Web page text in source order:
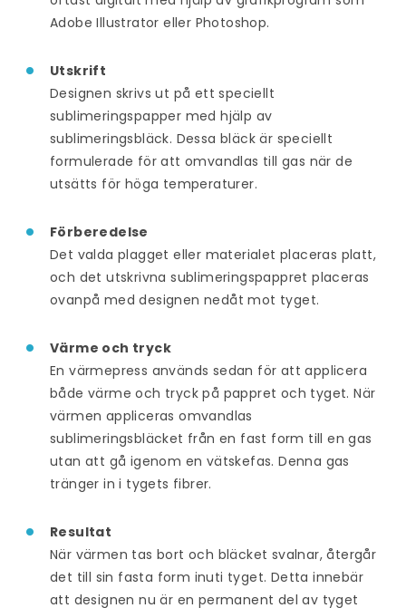
Adobe Illustrator eller Photoshop.
Utskrift
Designen skrivs ut på ett speciellt
sublimeringspapper med hjälp av
sublimeringsbläck. Dessa bläck är speciellt
formulerade för att omvandlas till gas när de
utsätts för höga temperaturer.
Förberedelse
Det valda plagget eller materialet placeras platt,
och det utskrivna sublimeringspappret placeras
ovanpå med designen nedåt mot tyget.
Värme och tryck
En värmepress används sedan för att applicera
både värme och tryck på pappret och tyget. När
värmen appliceras omvandlas
sublimeringsbläcket från en fast form till en gas
utan att gå igenom en vätskefas. Denna gas
tränger in i tygets fibrer.
Resultat
När värmen tas bort och bläcket svalnar, återgår
det till sin fasta form inuti tyget. Detta innebär
att designen nu är en permanent del av tyget